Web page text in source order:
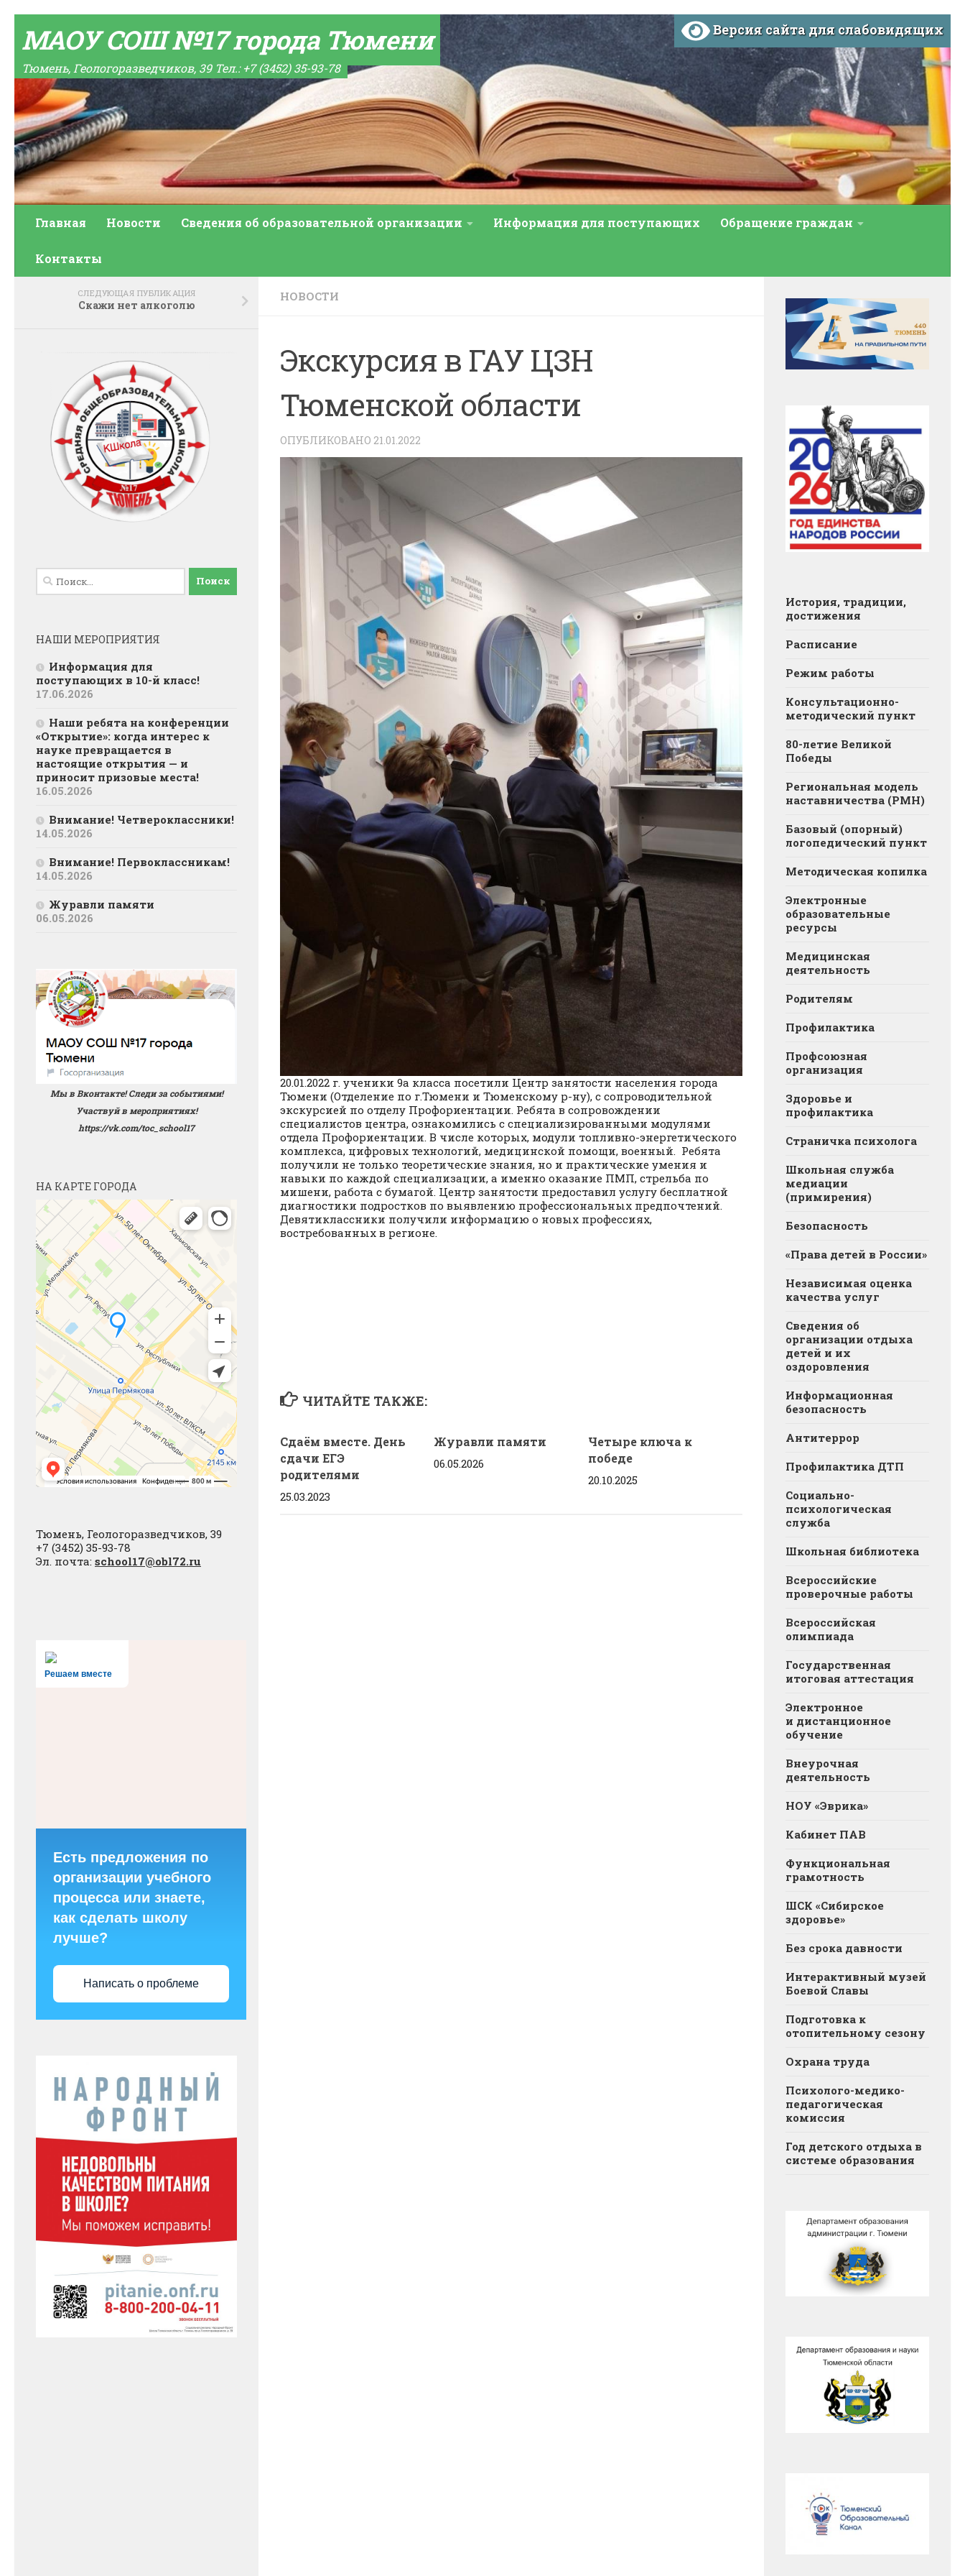
МАОУ СОШ №17 города Тюмени
Тюмень, Геологоразведчиков, 39 Тел.: +7 (3452) 35-93-78
Версия сайта для слабовидящих
Главная Новости Сведения об образовательной организации Информация для поступающих Обращение граждан
Контакты
НОВОСТИ
Экскурсия в ГАУ ЦЗН
Тюменской области
ОПУБЛИКОВАНО 21.01.2022
20.01.2022 г. ученики 9а класса посетили Центр занятости населения города
Тюмени (Отделение по г.Тюмени и Тюменскому р-ну), с сопроводительной
экскурсией по отделу Профориентации. Ребята в сопровождении
специалистов центра, ознакомились с специализированными модулями
отдела Профориентации. В числе которых, модули топливно-энергетического
комплекса, цифровых технологий, медицинской помощи, военный. Ребята
получили не только теоретические знания, но и практические умения и
навыки по каждой специализации, а именно оказание ПМП, стрельба по
мишени, работа с бумагой. Центр занятости предоставил услугу бесплатной
диагностики подростков по выявлению профессиональных предпочтений.
Девятиклассники получили информацию о новых профессиях,
востребованных в регионе.
ЧИТАЙТЕ ТАКЖЕ:
Сдаём вместе. День
сдачи ЕГЭ
родителями
25.03.2023
Журавли памяти
06.05.2026
Четыре ключа к
победе
20.10.2025
СЛЕДУЮЩАЯ ПУБЛИКАЦИЯ
Скажи нет алкоголю
Найти:
НАШИ МЕРОПРИЯТИЯ
Информация для
поступающих в 10-й класс!
17.06.2026
Наши ребята на конференции
«Открытие»: когда интерес к
науке превращается в
настоящие открытия — и
приносит призовые места!
16.05.2026
Внимание! Четвероклассники!
14.05.2026
Внимание! Первоклассникам!
14.05.2026
Журавли памяти
06.05.2026
Мы в Вконтакте! Следи за событиями!
Участвуй в мероприятиях!
https://vk.com/toc_school17
НА КАРТЕ ГОРОДА
Тюмень, Геологоразведчиков, 39
+7 (3452) 35-93-78
Эл. почта: school17@obl72.ru
Решаем вместе
Есть предложения по
организации учебного
процесса или знаете,
как сделать школу
лучше?
Написать о проблеме
История, традиции,
достижения
Расписание
Режим работы
Консультационно-
методический пункт
80-летие Великой
Победы
Региональная модель
наставничества (РМН)
Базовый (опорный)
логопедический пункт
Методическая копилка
Электронные
образовательные
ресурсы
Медицинская
деятельность
Родителям
Профилактика
Профсоюзная
организация
Здоровье и
профилактика
Страничка психолога
Школьная служба
медиации
(примирения)
Безопасность
«Права детей в России»
Независимая оценка
качества услуг
Сведения об
организации отдыха
детей и их
оздоровления
Информационная
безопасность
Антитеррор
Профилактика ДТП
Социально-
психологическая
служба
Школьная библиотека
Всероссийские
проверочные работы
Всероссийская
олимпиада
Государственная
итоговая аттестация
Электронное
и дистанционное
обучение
Внеурочная
деятельность
НОУ «Эврика»
Кабинет ПАВ
Функциональная
грамотность
ШСК «Сибирское
здоровье»
Без срока давности
Интерактивный музей
Боевой Славы
Подготовка к
отопительному сезону
Охрана труда
Психолого-медико-
педагогическая
комиссия
Год детского отдыха в
системе образования